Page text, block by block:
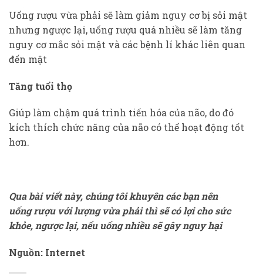
Uống rượu vừa phải sẽ làm giảm nguy cơ bị sỏi mật
nhưng ngược lại, uống rượu quá nhiều sẽ làm tăng
nguy cơ mắc sỏi mật và các bệnh lí khác liên quan
đến mật
Tăng tuổi thọ
Giúp làm chậm quá trình tiến hóa của não, do đó
kích thích chức năng của não có thể hoạt động tốt
hơn.
Qua bài viết này, chúng tôi khuyên các bạn nên
uống rượu với lượng vừa phải thì sẽ có lợi cho sức
khỏe, ngược lại, nếu uống nhiều sẽ gây nguy hại
Nguồn: Internet